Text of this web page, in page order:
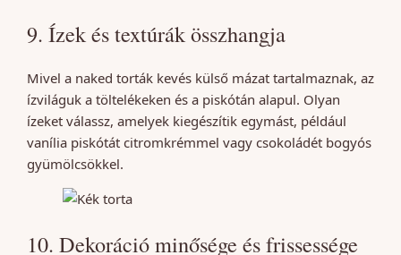
9. Ízek és textúrák összhangja
Mivel a naked torták kevés külső mázat tartalmaznak, az
ízviláguk a töltelékeken és a piskótán alapul. Olyan
ízeket válassz, amelyek kiegészítik egymást, például
vanília piskótát citromkrémmel vagy csokoládét bogyós
gyümölcsökkel.
10. Dekoráció minősége és frissessége